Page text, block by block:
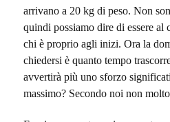
arrivano a 20 kg di peso. Non
quindi possiamo dire di essere al
chi è proprio agli inizi. Ora la
chiedersi è quanto tempo
avvertirà più uno sforzo
massimo? Secondo noi non